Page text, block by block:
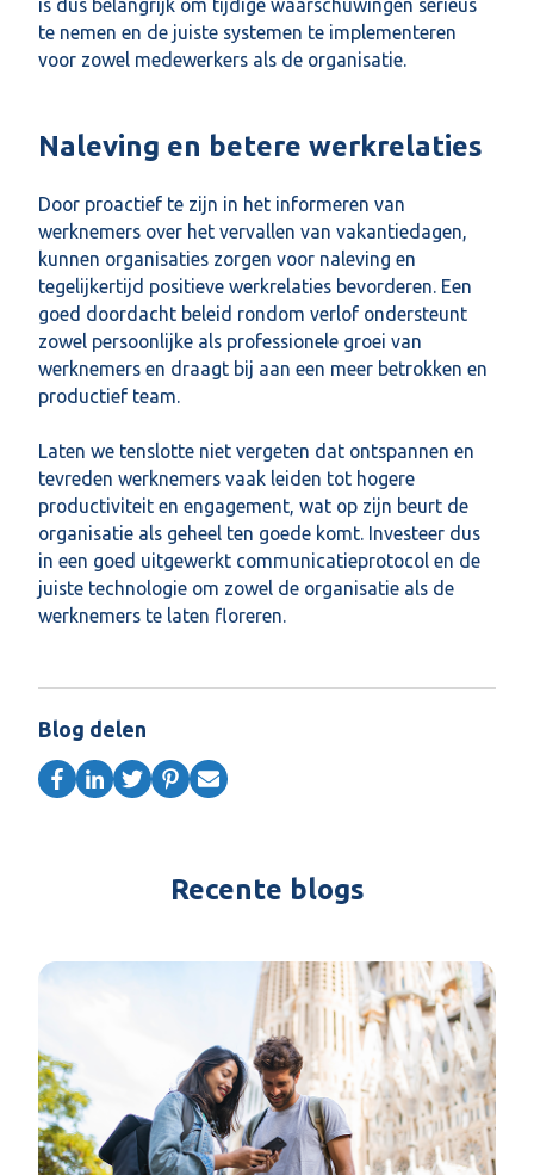
is dus belangrijk om tijdige waarschuwingen serieus
te nemen en de juiste systemen te implementeren
voor zowel medewerkers als de organisatie.
Naleving en betere werkrelaties
Door proactief te zijn in het informeren van
werknemers over het vervallen van vakantiedagen,
kunnen organisaties zorgen voor naleving en
tegelijkertijd positieve werkrelaties bevorderen. Een
goed doordacht beleid rondom verlof ondersteunt
zowel persoonlijke als professionele groei van
werknemers en draagt bij aan een meer betrokken en
productief team.
Laten we tenslotte niet vergeten dat ontspannen en
tevreden werknemers vaak leiden tot hogere
productiviteit en engagement, wat op zijn beurt de
organisatie als geheel ten goede komt. Investeer dus
in een goed uitgewerkt communicatieprotocol en de
juiste technologie om zowel de organisatie als de
werknemers te laten floreren.
Blog delen
Recente blogs